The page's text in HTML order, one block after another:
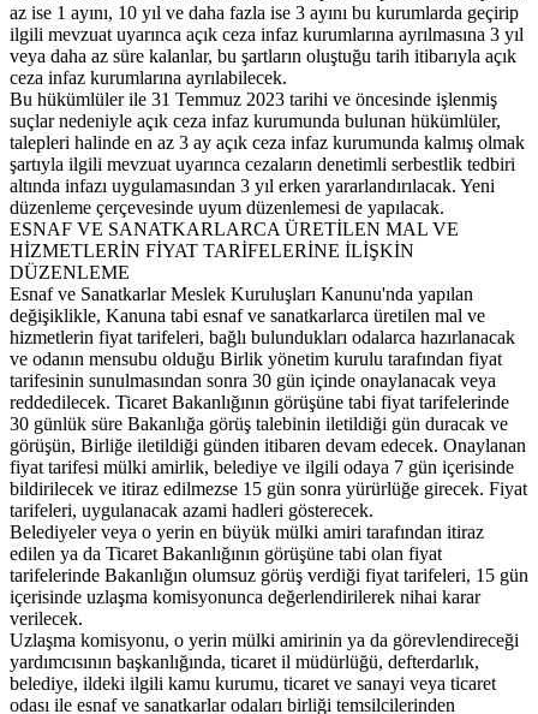
az ise 1 ayını, 10 yıl ve daha fazla ise 3 ayını bu kurumlarda geçirip
ilgili mevzuat uyarınca açık ceza infaz kurumlarına ayrılmasına 3 yıl
veya daha az süre kalanlar, bu şartların oluştuğu tarih itibarıyla açık
ceza infaz kurumlarına ayrılabilecek.
Bu hükümlüler ile 31 Temmuz 2023 tarihi ve öncesinde işlenmiş
suçlar nedeniyle açık ceza infaz kurumunda bulunan hükümlüler,
talepleri halinde en az 3 ay açık ceza infaz kurumunda kalmış olmak
şartıyla ilgili mevzuat uyarınca cezaların denetimli serbestlik tedbiri
altında infazı uygulamasından 3 yıl erken yararlandırılacak. Yeni
düzenleme çerçevesinde uyum düzenlemesi de yapılacak.
ESNAF VE SANATKARLARCA ÜRETİLEN MAL VE
HİZMETLERİN FİYAT TARİFELERİNE İLİŞKİN
DÜZENLEME
Esnaf ve Sanatkarlar Meslek Kuruluşları Kanunu'nda yapılan
değişiklikle, Kanuna tabi esnaf ve sanatkarlarca üretilen mal ve
hizmetlerin fiyat tarifeleri, bağlı bulundukları odalarca hazırlanacak
ve odanın mensubu olduğu Birlik yönetim kurulu tarafından fiyat
tarifesinin sunulmasından sonra 30 gün içinde onaylanacak veya
reddedilecek. Ticaret Bakanlığının görüşüne tabi fiyat tarifelerinde
30 günlük süre Bakanlığa görüş talebinin iletildiği gün duracak ve
görüşün, Birliğe iletildiği günden itibaren devam edecek. Onaylanan
fiyat tarifesi mülki amirlik, belediye ve ilgili odaya 7 gün içerisinde
bildirilecek ve itiraz edilmezse 15 gün sonra yürürlüğe girecek. Fiyat
tarifeleri, uygulanacak azami hadleri gösterecek.
Belediyeler veya o yerin en büyük mülki amiri tarafından itiraz
edilen ya da Ticaret Bakanlığının görüşüne tabi olan fiyat
tarifelerinde Bakanlığın olumsuz görüş verdiği fiyat tarifeleri, 15 gün
içerisinde uzlaşma komisyonunca değerlendirilerek nihai karar
verilecek.
Uzlaşma komisyonu, o yerin mülki amirinin ya da görevlendireceği
yardımcısının başkanlığında, ticaret il müdürlüğü, defterdarlık,
belediye, ildeki ilgili kamu kurumu, ticaret ve sanayi veya ticaret
odası ile esnaf ve sanatkarlar odaları birliği temsilcilerinden